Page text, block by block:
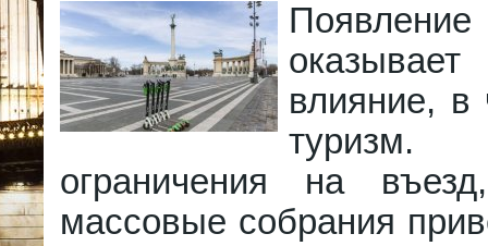
Появление
влияние, в
ограничения на
массовые собрания